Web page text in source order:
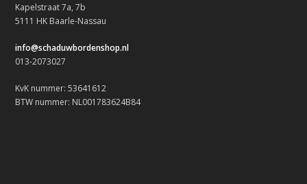
Kapelstraat 7a, 7b
5111 HK Baarle-Nassau
info@schaduwbordenshop.nl
013-2073027
KvK nummer: 53641612
BTW nummer: NL001783624B84